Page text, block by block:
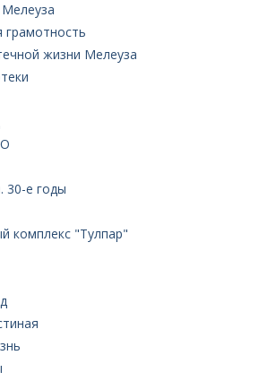
жизни Мелеуза
30-е годы
комплекс "Тулпар"